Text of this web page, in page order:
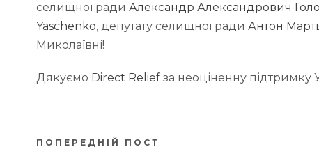
селищної ради Александр Александрович
Yaschenko, депутату селищної ради Антон
Миколаївні!
Дякуємо Direct Relief за неоціненну підтримку
ПОПЕРЕДНІЙ ПОСТ